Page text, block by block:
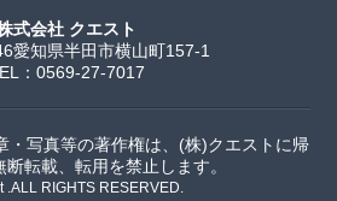
式会社 クエスト
愛知県半田市横山町157-1
：0569-27-7017
・写真等の著作権は、(株)クエストに帰
断転載、転用を禁止します。
.ALL RIGHTS RESERVED.